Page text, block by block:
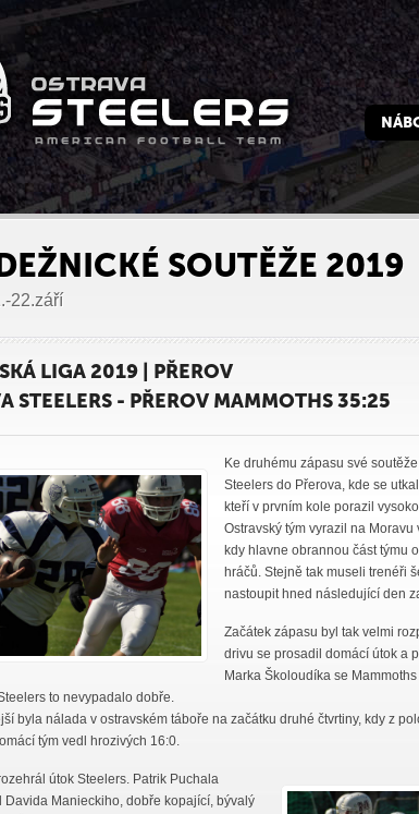
SOUTĚŽE 2019
22.září
LIGA 2019 | PŘEROV
STEELERS - PŘEROV MAMMOTHS 35:25
Ke druhému zápasu své
Steelers do Přerova, kde se
kteří v prvním kole porazil
Ostravský tým vyrazil na
kdy hlavne obrannou část týmu
hráčů. Stejně tak museli trenéři
nastoupit hned následující den
Začátek zápasu byl tak velmi
drivu se prosadil domácí útok a
Marka Školoudíka se
to nevypadalo dobře.
byla nálada v ostravském táboře na začátku druhé čtvrtiny, kdy z
tým vedl hrozivých 16:0.
útok Steelers. Patrik Puchala
Davida Manieckiho, dobře kopající, bývalý